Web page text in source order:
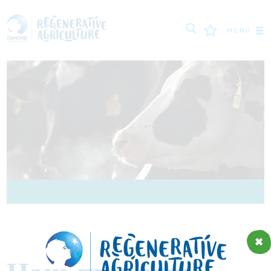
MENU
ФЕРМЕРЫ
ПЕРЕДОВЫЕ ПРАКТИКИ
LOGIN
POLSKI NEDERLANDS FRANÇAIS
ESPAÑOL ENGLISH DEUTSCH